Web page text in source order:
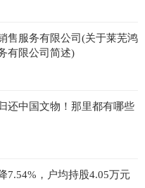
售服务有限公司(关于莱芜鸿
有限公司简述)
还中国文物！那里都有哪些
7.54%，户均持股4.05万元